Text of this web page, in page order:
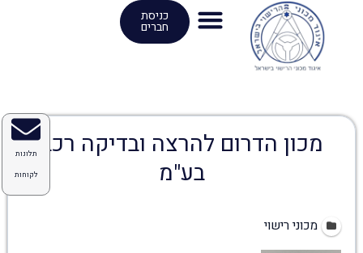
כניסת
חברים
תלונות
לקוחות
מכון הדרום להרצה ובדיקה רכב
בע"מ
מכוני רישוי